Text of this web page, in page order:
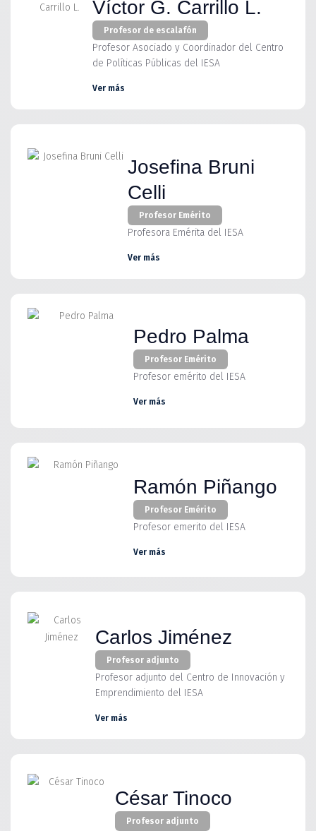
Víctor G. Carrillo L.
Profesor de escalafón
Profesor Asociado y Coordinador del Centro
de Políticas Públicas del IESA
Ver más
Josefina Bruni
Celli
Profesor Emérito
Profesora Emérita del IESA
Ver más
Pedro Palma
Profesor Emérito
Profesor emérito del IESA
Ver más
Ramón Piñango
Profesor Emérito
Profesor emerito del IESA
Ver más
Carlos Jiménez
Profesor adjunto
Profesor adjunto del Centro de Innovación y
Emprendimiento del IESA
Ver más
César Tinoco
Profesor adjunto